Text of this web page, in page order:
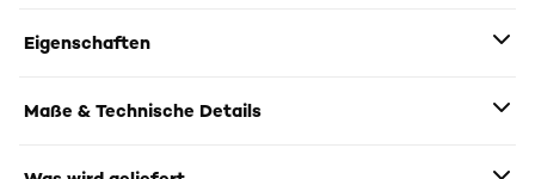
Eigenschaften
Maße & Technische Details